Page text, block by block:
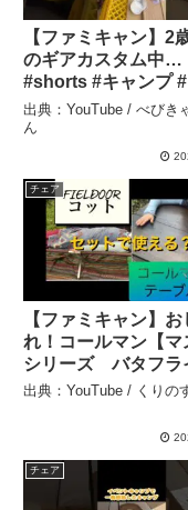
【ファミキャン】2
のギアカスタム中…
#shorts #キャンプ
ンプギア – べびきゃ
ん
出典：YouTube / べびき
ん
チェア
【ファミキャン】お
れ！コールマン【マ
シリーズ バタフラ
ブル90】は高さ3段
い！ 【
りのすけ
出典：YouTube / くりの
チェア